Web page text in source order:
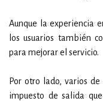
Aunque la experiencia
los usuarios también
para mejorar el servicio.
Por otro lado, varios de
impuesto de salida